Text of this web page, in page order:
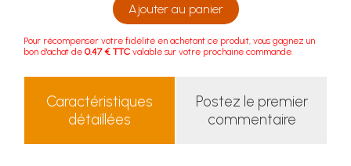
Ajouter au panier
Pour récompenser votre fidélité en achetant ce produit, vous gagnez un
bon d'achat de 0.47 € TTC valable sur votre prochaine commande.
Caractéristiques
détaillées
Postez le premier
commentaire